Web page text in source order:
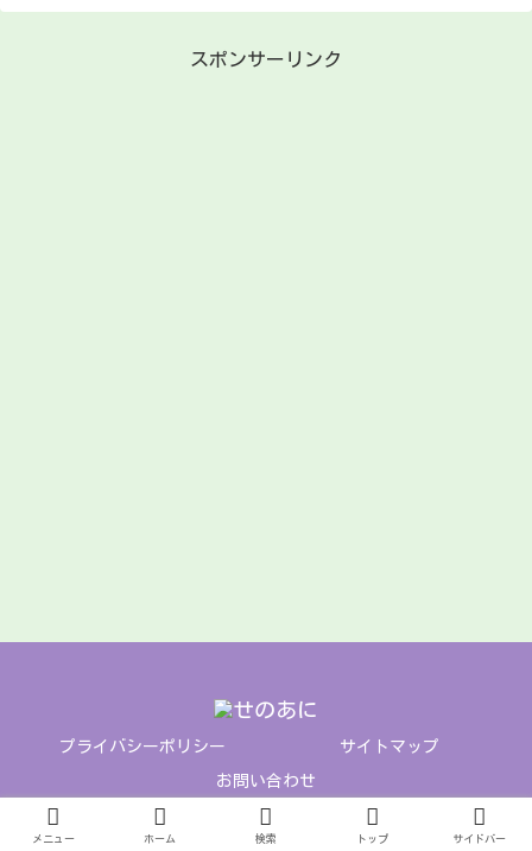
スポンサーリンク
プライバシーポリシー サイトマップ
お問い合わせ
© 2019 せのあに.
メニュー ホーム 検索 トップ サイドバー